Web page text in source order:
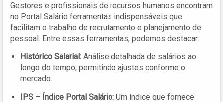
Gestores e profissionais de recursos humanos encontram
no Portal Salário ferramentas indispensáveis que
facilitam o trabalho de recrutamento e planejamento de
pessoal. Entre essas ferramentas, podemos destacar:
Histórico Salarial: Análise detalhada de salários ao
longo do tempo, permitindo ajustes conforme o
mercado.
IPS – Índice Portal Salário: Um índice que fornece